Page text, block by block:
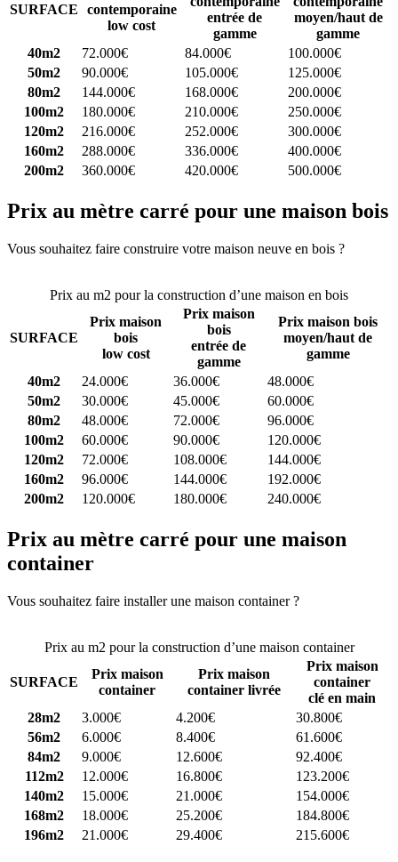
SURFACE
contemporaine
low cost
entrée de
gamme
moyen/haut de
gamme
40m2
72.000€ 84.000€
100.000€
50m2
90.000€ 105.000€
125.000€
80m2
144.000€ 168.000€
200.000€
100m2
180.000€ 210.000€
250.000€
120m2
216.000€ 252.000€
300.000€
160m2
288.000€ 336.000€
400.000€
200m2
360.000€ 420.000€ 500.000€
Prix au mètre carré pour une maison bois
Vous souhaitez faire construire votre maison neuve en bois ?
Prix au m2 pour la construction d’une maison en bois
SURFACE
Prix maison
bois
low cost
Prix maison
bois
entrée de
gamme
Prix maison bois
moyen/haut de
gamme
40m2
24.000€ 36.000€
48.000€
50m2
30.000€ 45.000€
60.000€
80m2
48.000€ 72.000€
96.000€
100m2
60.000€ 90.000€
120.000€
120m2
72.000€ 108.000€
144.000€
160m2
96.000€ 144.000€
192.000€
200m2
120.000€ 180.000€ 240.000€
Prix au mètre carré pour une maison
container
Vous souhaitez faire installer une maison container ?
Prix au m2 pour la construction d’une maison container
SURFACE
Prix maison
container
Prix maison
container livrée
Prix maison
container
clé en main
28m2
3.000€ 4.200€
30.800€
56m2
6.000€ 8.400€
61.600€
84m2
9.000€ 12.600€
92.400€
112m2
12.000€ 16.800€
123.200€
140m2
15.000€ 21.000€
154.000€
168m2
18.000€ 25.200€
184.800€
196m2
21.000€ 29.400€ 215.600€